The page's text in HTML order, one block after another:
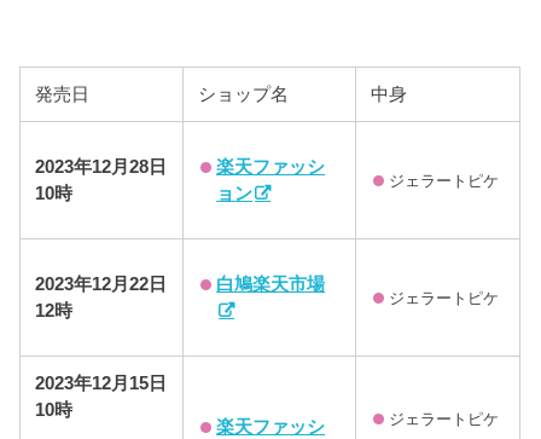
発売日 ショップ名 中身
2023年12月28日
10時
楽天ファッシ
ョン
ジェラートピケ
2023年12月22日
12時
白鳩楽天市場
ジェラートピケ
2023年12月15日
10時
楽天ファッシ
ジェラートピケ